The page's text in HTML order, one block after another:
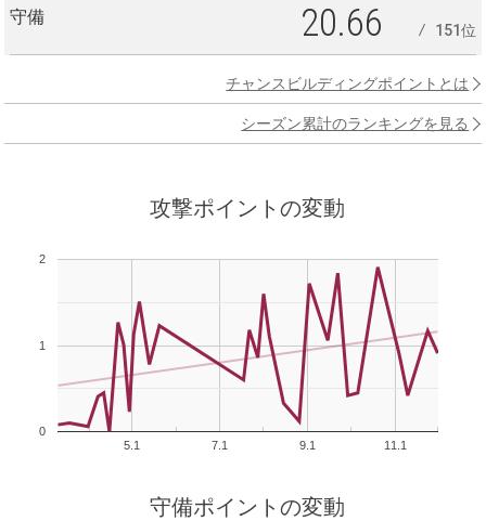
守備 20.66 151位
チャンスビルディングポイントとは
シーズン累計のランキングを見る
攻撃ポイントの変動
5.1 7.1 9.1 11.1
0
1
2
守備ポイントの変動